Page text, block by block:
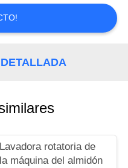
Lavadora rotatoria de
la máquina del almidón